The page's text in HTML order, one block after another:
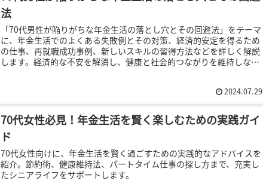
法
「70代男性が陥りがちな年金生活の落とし穴とその回避法」をテーマ
に、年金生活でのよくある失敗例とその対策、経済的安定を得るため
の仕事、再就職成功事例、新しいスキルの習得方法などを詳しく解説
します。経済的な不安を解消し、健康と社会的つながりを維持しなが
2024.07.29
70代女性必見！年金生活を賢く楽しむための実践ガイ
ド
70代女性向けに、年金生活を賢く過ごすための実践的なアドバイスを
紹介。節約術、健康維持法、パートタイム仕事の探し方まで、充実し
たシニアライフをサポートします。